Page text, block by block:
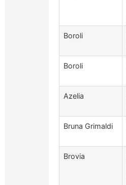
Boroli
Boroli
Azelia
Bruna Grimaldi
Brovia